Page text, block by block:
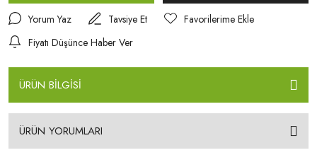
Yorum Yaz
Tavsiye Et
Fiyatı Düşünce Haber Ver
ÜRÜN BİLGİSİ
ÜRÜN YORUMLARI